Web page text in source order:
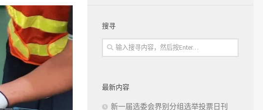
搜寻
最新内容
新一届选委会界别分组选举投票日刊